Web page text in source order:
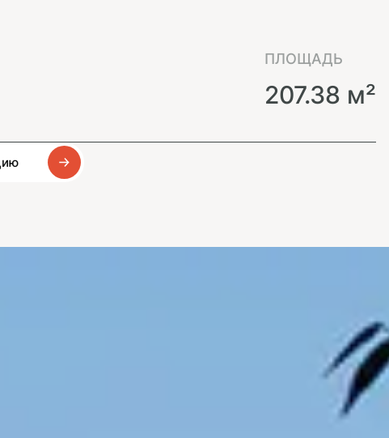
ПЛОЩАДЬ
207.38 м²